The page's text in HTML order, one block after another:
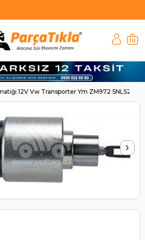
12V Vw Transporter Ym ZM972 SNLS260 |
›